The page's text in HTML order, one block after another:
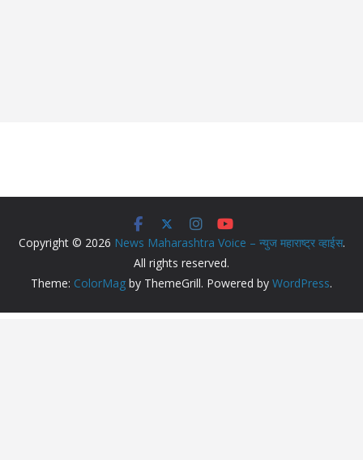
Copyright © 2026 News Maharashtra Voice – न्युज महाराष्ट्र व्हाईस.
All rights reserved.
Theme: ColorMag by ThemeGrill. Powered by WordPress.